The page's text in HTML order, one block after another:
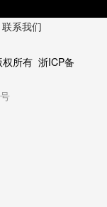
联系我们
权所有 浙ICP备